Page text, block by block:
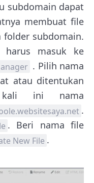
subdomain dapat
membuat file
folder subdomain.
harus masuk ke
. Pilih nama
atau ditentukan
kali ini nama
.
. Beri nama file
New File .